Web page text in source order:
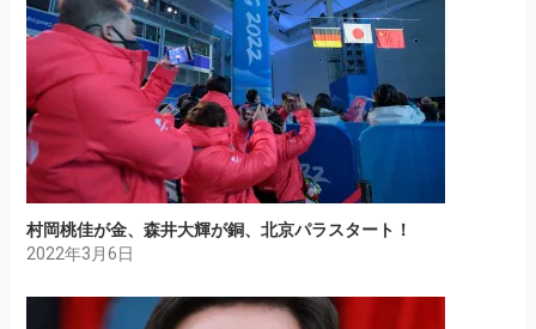
村岡桃佳が金、森井大輝が銅、北京パラスタート！
2022年3月6日